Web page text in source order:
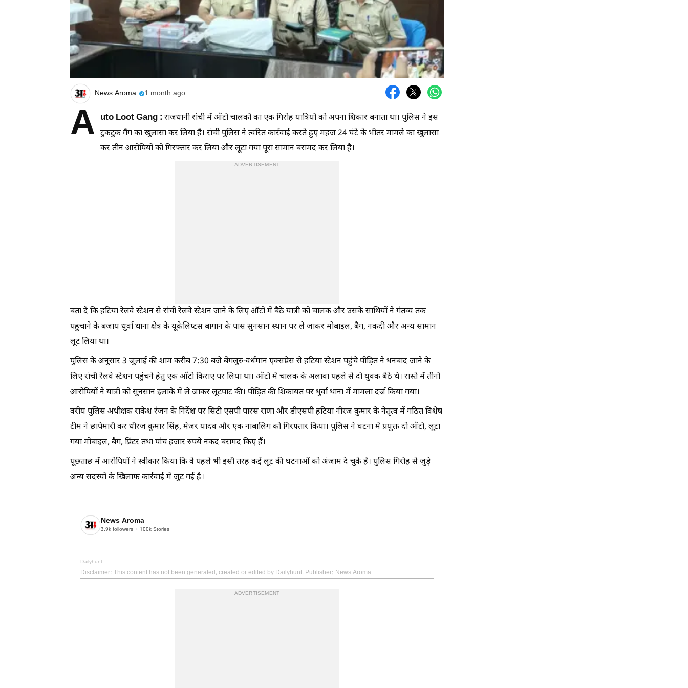
News Aroma 1 month ago
A uto Loot Gang :राजधानी रांची में ऑटो चालकों का एक गिरोह यात्रियों को अपना शिकार बनाता था। पुलिस ने इस
टुकटुक गैंग का खुलासा कर लिया है। रांची पुलिस ने त्वरित कार्रवाई करते हुए महज 24 घंटे के भीतर मामले का खुलासा
कर तीन आरोपियों को गिरफ्तार कर लिया और लूटा गया पूरा सामान बरामद कर लिया है।
ADVERTISEMENT
बता दें कि हटिया रेलवे स्टेशन से रांची रेलवे स्टेशन जाने के लिए ऑटो में बैठे यात्री को चालक और उसके साथियों ने गंतव्य तक
पहुंचाने के बजाय धुर्वा थाना क्षेत्र के यूकेलिप्टस बागान के पास सुनसान स्थान पर ले जाकर मोबाइल, बैग, नकदी और अन्य सामान
लूट लिया था।
पुलिस के अनुसार 3 जुलाई की शाम करीब 7:30 बजे बेंगलुरु-वर्धमान एक्सप्रेस से हटिया स्टेशन पहुंचे पीड़ित ने धनबाद जाने के
लिए रांची रेलवे स्टेशन पहुंचने हेतु एक ऑटो किराए पर लिया था। ऑटो में चालक के अलावा पहले से दो युवक बैठे थे। रास्ते में तीनों
आरोपियों ने यात्री को सुनसान इलाके में ले जाकर लूटपाट की। पीड़ित की शिकायत पर धुर्वा थाना में मामला दर्ज किया गया।
वरीय पुलिस अधीक्षक राकेश रंजन के निर्देश पर सिटी एसपी पारस राणा और डीएसपी हटिया नीरज कुमार के नेतृत्व में गठित विशेष
टीम ने छापेमारी कर धीरज कुमार सिंह, मेजर यादव और एक नाबालिग को गिरफ्तार किया। पुलिस ने घटना में प्रयुक्त दो ऑटो, लूटा
गया मोबाइल, बैग, प्रिंटर तथा पांच हजार रुपये नकद बरामद किए हैं।
पूछताछ में आरोपियों ने स्वीकार किया कि वे पहले भी इसी तरह कई लूट की घटनाओं को अंजाम दे चुके हैं। पुलिस गिरोह से जुड़े
अन्य सदस्यों के खिलाफ कार्रवाई में जुट गई है।
News Aroma
3.9k followers 100k Stories
Dailyhunt
Disclaimer: This content has not been generated, created or edited by Dailyhunt. Publisher: News Aroma
ADVERTISEMENT